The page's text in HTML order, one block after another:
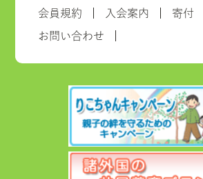
会員規約 入会案内 寄付
お問い合わせ